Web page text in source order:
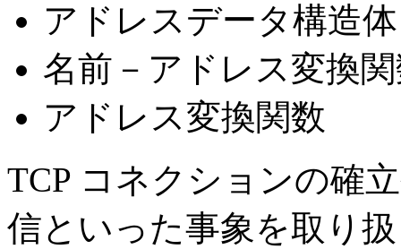
アドレスデータ構造体
名前－アドレス変換
アドレス変換関数
TCP コネクションの確
信といった事象を取り